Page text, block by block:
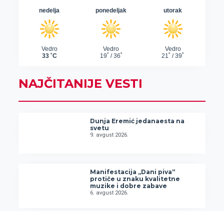
NAJČITANIJE VESTI
Dunja Eremić jedanaesta na
svetu
9. avgust 2026.
Manifestacija „Dani piva“
protiče u znaku kvalitetne
muzike i dobre zabave
6. avgust 2026.